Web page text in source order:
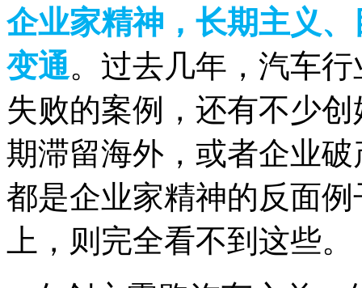
企业家精神，长期主义
变通。过去几年，汽车
失败的案例，还有不少
期滞留海外，或者企业
都是企业家精神的反面
上，则完全看不到这些。